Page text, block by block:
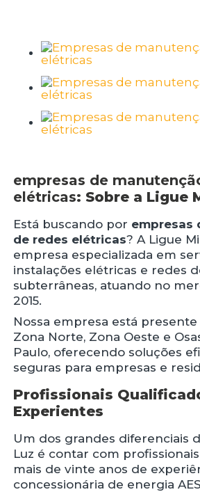
empresas de
elétricas: Sobre a Ligue
Está buscando por empresas
de redes elétricas? A Ligue
empresa especializada em
instalações elétricas e redes
subterrâneas, atuando no
2015.
Nossa empresa está
Zona Norte, Zona Oeste e
Paulo, oferecendo soluções
seguras para empresas e
Profissionais
Experientes
Um dos grandes diferenciais
Luz é contar com
mais de vinte anos de
concessionária de energia AES